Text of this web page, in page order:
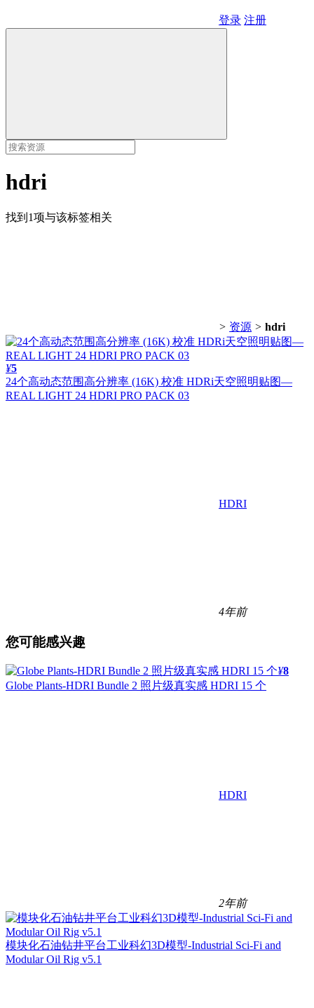
登录 注册
hdri
找到1项与该标签相关
> 资源 > hdri
¥5
24个高动态范围高分辨率 (16K) 校准 HDRi天空照明贴图—
REAL LIGHT 24 HDRI PRO PACK 03
HDRI
4年前
您可能感兴趣
¥8
Globe Plants-HDRI Bundle 2 照片级真实感 HDRI 15 个
HDRI
2年前
模块化石油钻井平台工业科幻3D模型-Industrial Sci-Fi and
Modular Oil Rig v5.1